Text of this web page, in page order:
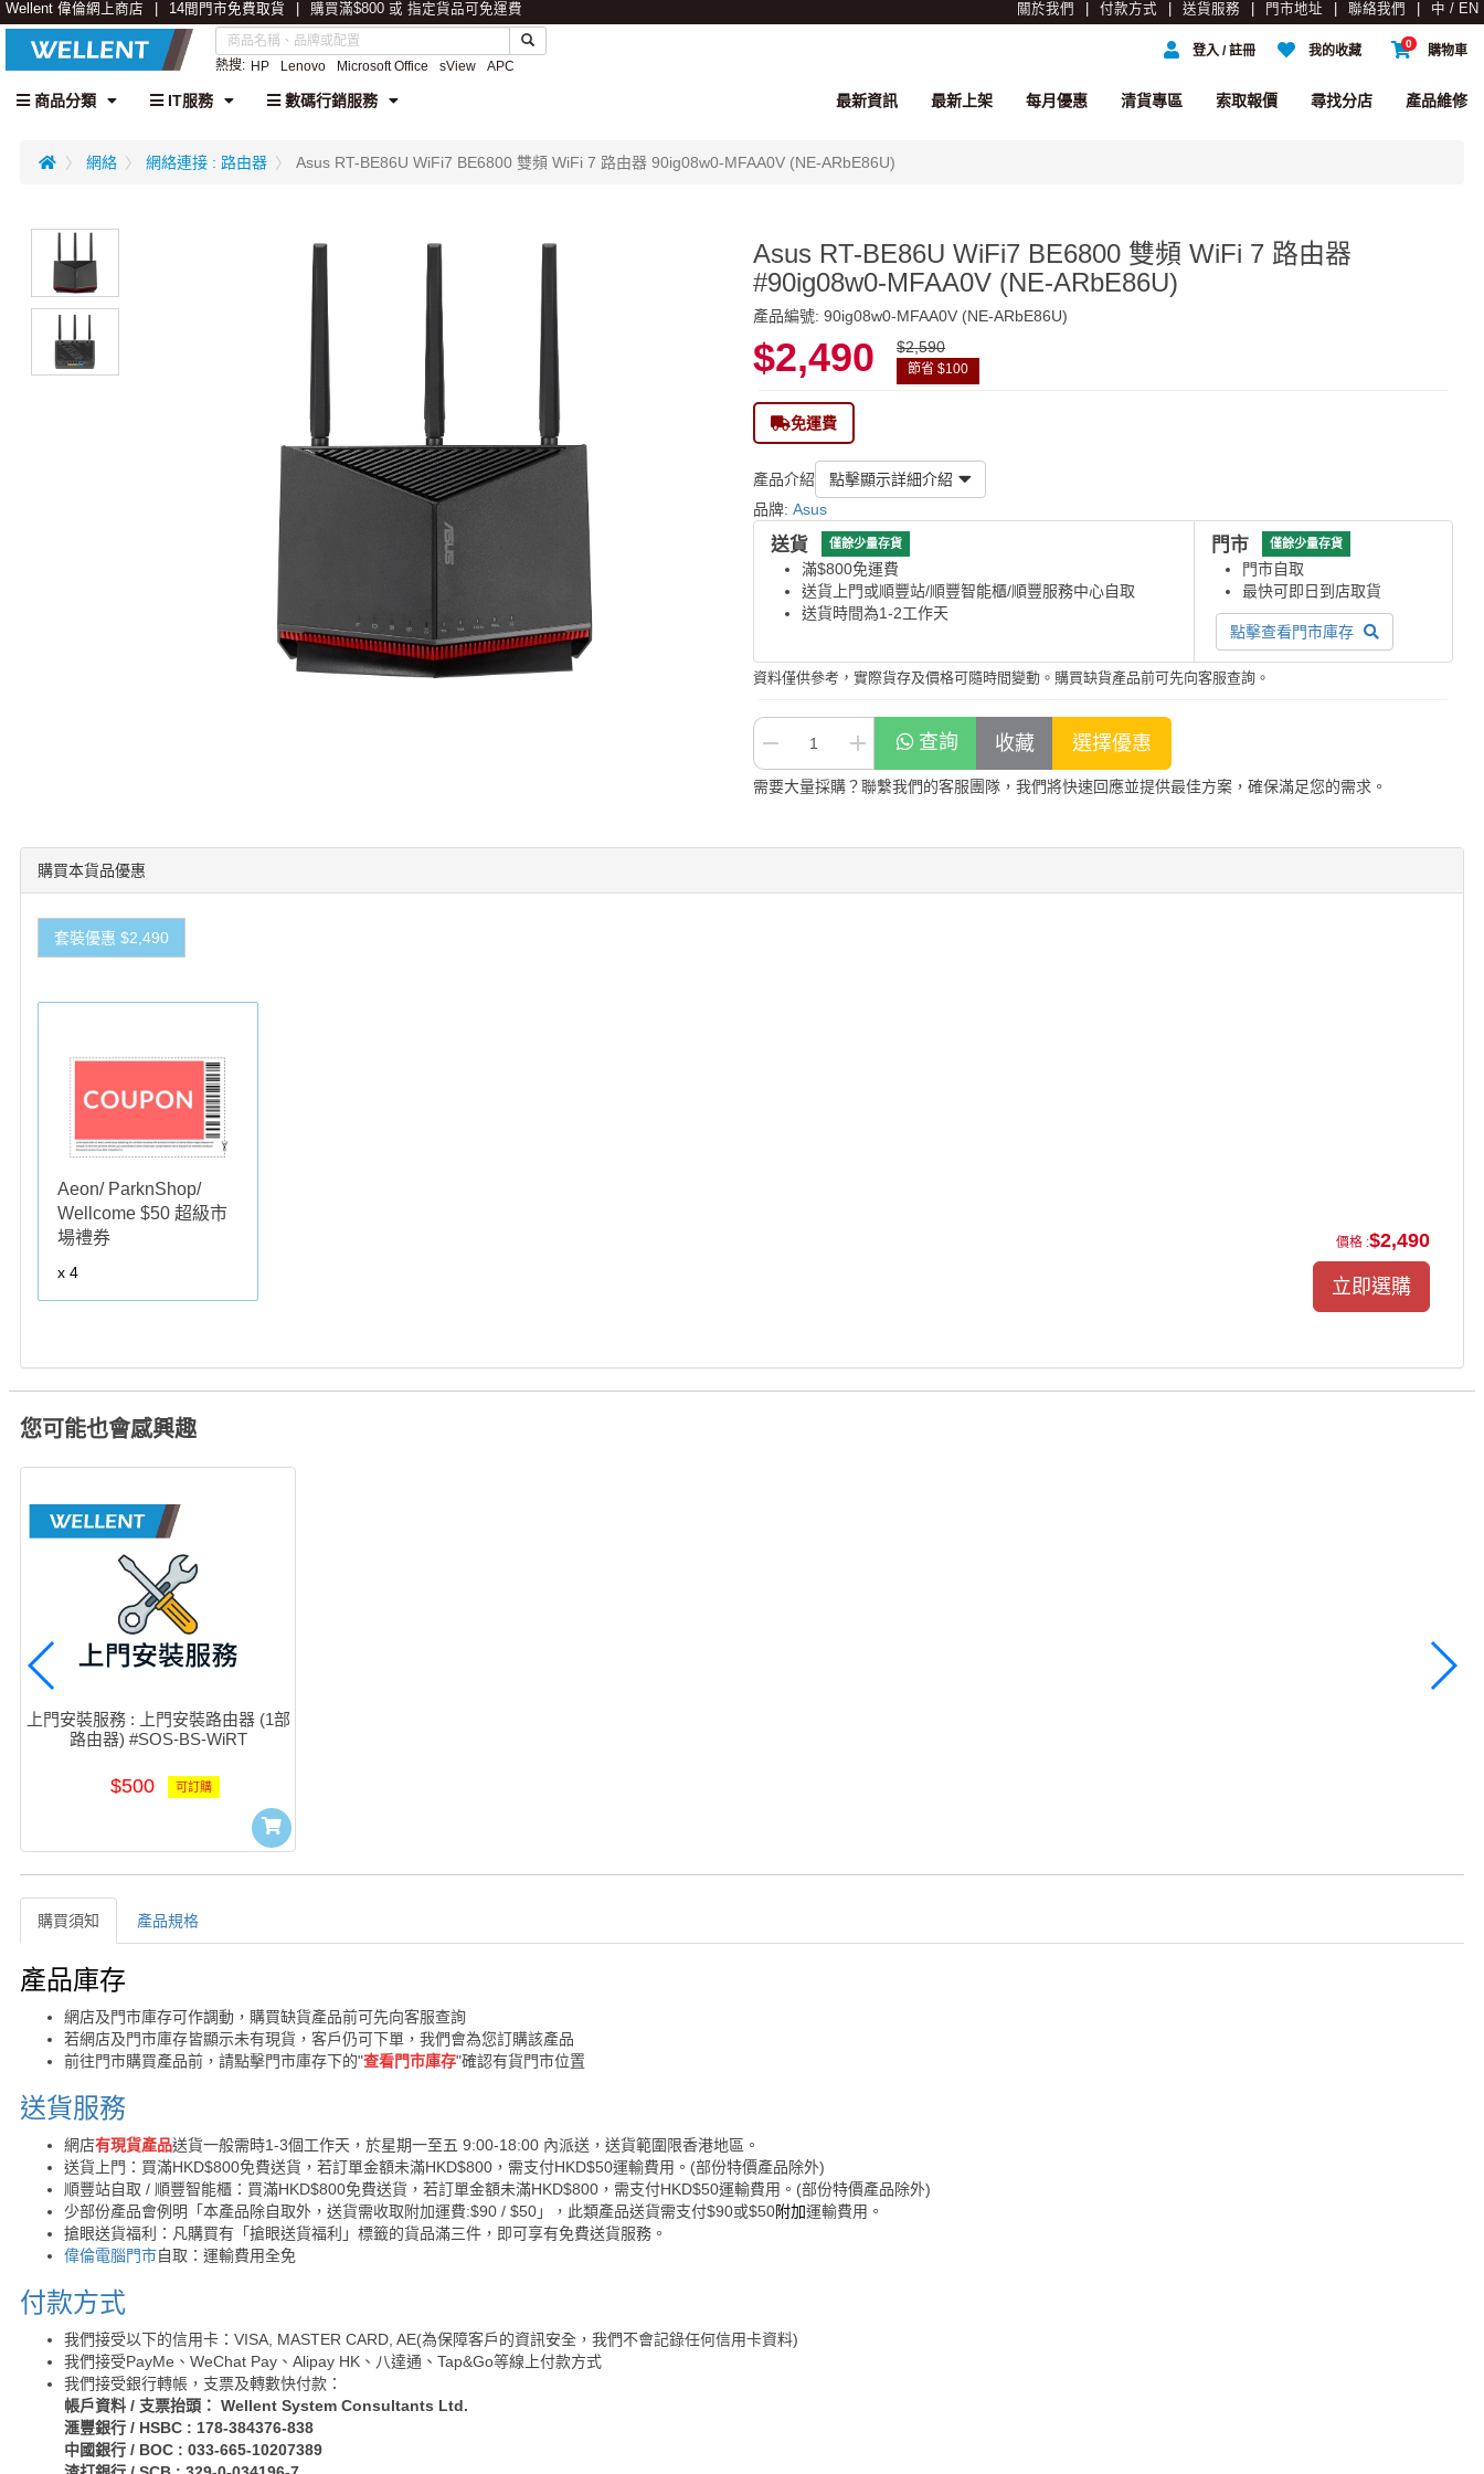
Wellent 偉倫網上商店 14間門市免費取貨 購買滿$800 或 指定貨品可免運費 關於我們 付款方式 送貨服務 門市地址 聯絡我們 中 / EN
熱搜: HP Lenovo Microsoft Office sView APC
0 購物車
我的收藏
登入 / 註冊
商品分類 IT服務 數碼行銷服務 產品維修
尋找分店
索取報價
清貨專區
每月優惠
最新上架
最新資訊
網絡 網絡連接 : 路由器 Asus RT-BE86U WiFi7 BE6800 雙頻 WiFi 7 路由器 90ig08w0-MFAA0V (NE-ARbE86U)
Asus RT-BE86U WiFi7 BE6800 雙頻 WiFi 7 路由器
#90ig08w0-MFAA0V (NE-ARbE86U)
產品編號: 90ig08w0-MFAA0V (NE-ARbE86U)
$2,490 $2,590
節省 $100
免運費
產品介紹
點擊顯示詳細介紹
品牌: Asus
送貨 僅餘少量存貨
滿$800免運費
送貨上門或順豐站/順豐智能櫃/順豐服務中心自取
送貨時間為1-2工作天
門市 僅餘少量存貨
門市自取
最快可即日到店取貨
點擊查看門市庫存
資料僅供參考，實際貨存及價格可隨時間變動。購買缺貨產品前可先向客服查詢。
查詢
需要大量採購？聯繫我們的客服團隊，我們將快速回應並提供最佳方案，確保滿足您的需求。
購買本貨品優惠
套裝優惠 $2,490
Aeon/ ParknShop/
Wellcome $50 超級市
場禮券
x 4
價格 :$2,490
您可能也會感興趣
上門安裝服務 : 上門安裝路由器 (1部
路由器) #SOS-BS-WiRT
$500 可訂購
購買須知 產品規格
購買須知
產品庫存
網店及門市庫存可作調動，購買缺貨產品前可先向客服查詢
若網店及門市庫存皆顯示未有現貨，客戶仍可下單，我們會為您訂購該產品
前往門市購買產品前，請點擊門市庫存下的"查看門市庫存"確認有貨門市位置
送貨服務
網店有現貨產品送貨一般需時1-3個工作天，於星期一至五 9:00-18:00 內派送，送貨範圍限香港地區。
送貨上門：買滿HKD$800免費送貨，若訂單金額未滿HKD$800，需支付HKD$50運輸費用。(部份特價產品除外)
順豐站自取 / 順豐智能櫃：買滿HKD$800免費送貨，若訂單金額未滿HKD$800，需支付HKD$50運輸費用。(部份特價產品除外)
少部份產品會例明「本產品除自取外，送貨需收取附加運費:$90 / $50」，此類產品送貨需支付$90或$50附加運輸費用。
搶眼送貨福利：凡購買有「搶眼送貨福利」標籤的貨品滿三件，即可享有免費送貨服務。
偉倫電腦門市自取：運輸費用全免
付款方式
我們接受以下的信用卡：VISA, MASTER CARD, AE(為保障客戶的資訊安全，我們不會記錄任何信用卡資料)
我們接受PayMe、WeChat Pay、Alipay HK、八達通、Tap&Go等線上付款方式
我們接受銀行轉帳，支票及轉數快付款：
帳戶資料 / 支票抬頭： Wellent System Consultants Ltd.
滙豐銀行 / HSBC : 178-384376-838
中國銀行 / BOC : 033-665-10207389